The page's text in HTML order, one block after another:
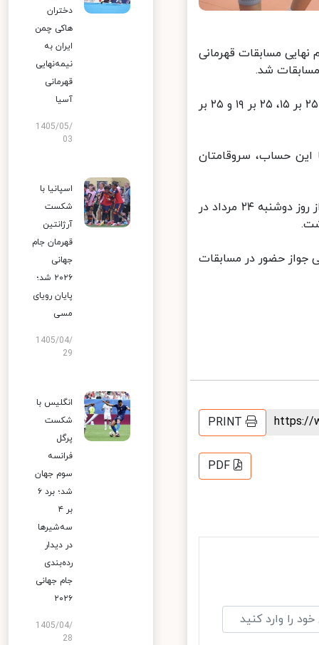
مسابقات قهرمانی
شد.
نوجوانان ایران در دیدار امروز به ترتیب ست‌های اول، دوم و سوم را با نتایج ۲۵ بر ۱۵، ۲۵ بر ۱۹ و ۲۵ بر
حساب، سروقامتان
چهاردهمین دوره مسابقات والیبال قهرمانی پسران کمتر از ۱۸ سال آسیا که از روز دوشنبه ۲۴ مرداد در
جواز حضور در مسابقات
PRINT
PDF
دختران
هاکی چمن
ایران به
نیمه‌نهایی
قهرمانی
آسیا
1405/05/
03
اسپانیا با
شکست
آرژانتین
قهرمان جام
جهانی
۲۰۲۶ شد؛
پایان رویای
مسی
1405/04/
29
انگلیس با
شکست
پرگل
فرانسه
سوم جهان
شد؛ برد ۶
بر ۴
سه‌شیرها
در دیدار
رده‌بندی
جام جهانی
۲۰۲۶
1405/04/
28